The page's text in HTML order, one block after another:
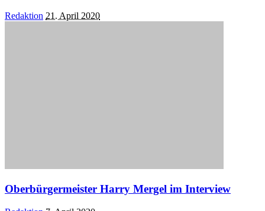
Posted
Redaktion 21. April 2020
Oberbürgermeister Harry Mergel im Interview